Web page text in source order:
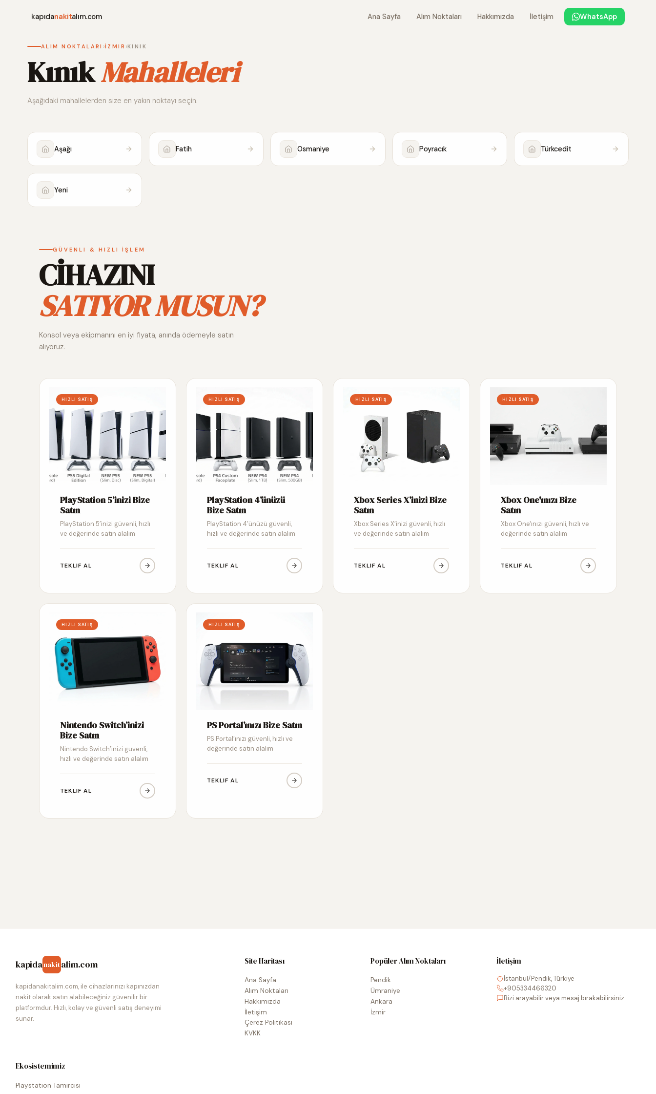
kapıdanakitalım.com Ana Sayfa Alım Noktaları Hakkımızda İletişim WhatsApp
ALIM NOKTALARI ›İZMIR ›KINIK
KınıkMahalleleri
Aşağıdaki mahallelerden size en yakın noktayı seçin.
Aşağı Fatih Osmaniye Poyracık Türkcedit
Yeni
GÜVENLI & HIZLI İŞLEM
CİHAZINI
SATIYOR MUSUN?
Konsol veya ekipmanını en iyi fiyata, anında ödemeyle satın
alıyoruz.
HIZLI SATIŞ
PlayStation 5’inizi Bize
Satın
PlayStation 5’inizi güvenli, hızlı
ve değerinde satın alalım
TEKLIF AL
HIZLI SATIŞ
PlayStation 4’ünüzü
Bize Satın
PlayStation 4’ünüzü güvenli,
hızlı ve değerinde satın alalım
TEKLIF AL
HIZLI SATIŞ
Xbox Series X’inizi Bize
Satın
Xbox Series X’inizi güvenli, hızlı
ve değerinde satın alalım
TEKLIF AL
HIZLI SATIŞ
Xbox One'ınızı Bize
Satın
Xbox One'ınızı güvenli, hızlı ve
değerinde satın alalım
TEKLIF AL
HIZLI SATIŞ
Nintendo Switch’inizi
Bize Satın
Nintendo Switch’inizi güvenli,
hızlı ve değerinde satın alalım
TEKLIF AL
HIZLI SATIŞ
PS Portal’ınızı Bize Satın
PS Portal’ınızı güvenli, hızlı ve
değerinde satın alalım
TEKLIF AL
kapidanakitalim.com
kapidanakitalim.com, ile cihazlarınızı kapınızdan
nakit olarak satın alabileceğiniz güvenilir bir
platformdur. Hızlı, kolay ve güvenli satış deneyimi
sunar.
Site Haritası
Ana Sayfa
Alım Noktaları
Hakkımızda
İletişim
Çerez Politikası
KVKK
Popüler Alım Noktaları
Pendik
Ümraniye
Ankara
İzmir
İletişim
İstanbul/Pendik, Türkiye
+905334466320
Bizi arayabilir veya mesaj bırakabilirsiniz.
Ekosistemimiz
Playstation Tamircisi